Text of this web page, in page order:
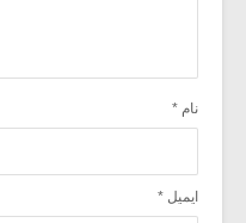
نام *
ایمیل *